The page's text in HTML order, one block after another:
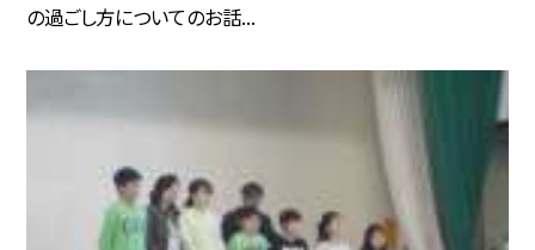
の過ごし方についてのお話...